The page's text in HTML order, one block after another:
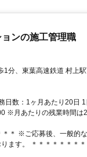
ンの施工管理職
1分、東葉高速鉄道 村上
日数：1ヶ月あたり20日
※月あたりの残業時間は
＊＊ ※ご応募後、一般的
ます。 ＊＊＊＊＊＊＊＊